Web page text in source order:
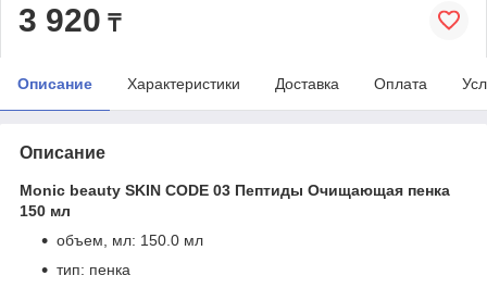
3 920 ₸
Описание Характеристики Доставка Оплата
Описание
Monic beauty SKIN CODE 03 Пептиды Очищающая пенка
150 мл
объем, мл: 150.0 мл
тип: пенка